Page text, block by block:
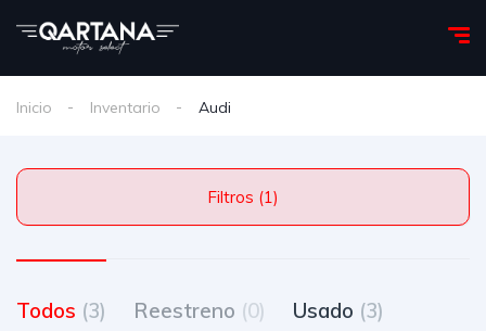
Inicio Inventario Audi
Filtros (1)
Todos (3) Reestreno (0) Usado (3)